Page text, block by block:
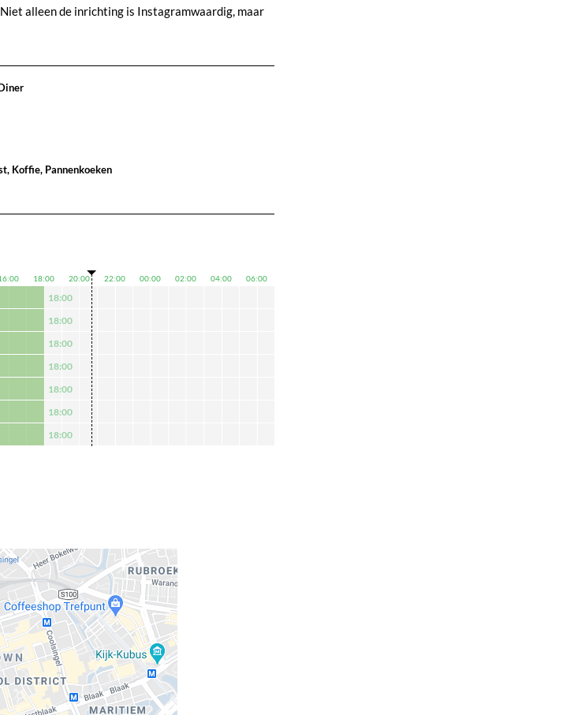
alleen de inrichting is Instagramwaardig, maar
Koffie, Pannenkoeken
18:00 20:00 22:00 00:00 02:00 04:00 06:00
18:00
18:00
18:00
18:00
18:00
18:00
18:00